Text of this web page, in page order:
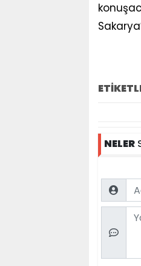
NELER
Name
Comment